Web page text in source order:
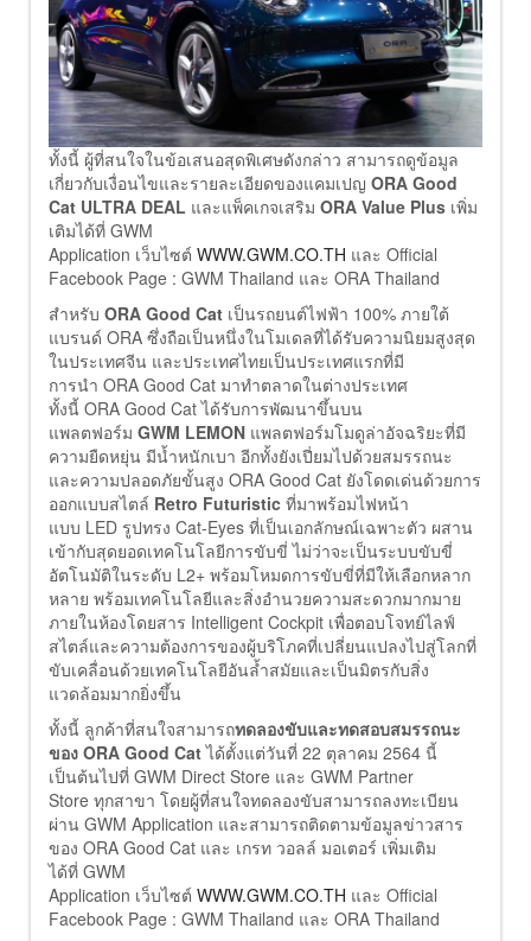
ทั้งนี้ ผู้ที่สนใจในข้อเสนอสุดพิเศษดังกล่าว สามารถดูข้อมูล
เกี่ยวกับเงื่อนไขและรายละเอียดของแคมเปญ ORA Good
Cat ULTRA DEAL และแพ็คเกจเสริม ORA Value Plus เพิ่ม
เติมได้ที่ GWM
Application เว็บไซต์ WWW.GWM.CO.TH และ Official
Facebook Page : GWM Thailand และ ORA Thailand
สำหรับ ORA Good Cat เป็นรถยนต์ไฟฟ้า 100% ภายใต้
แบรนด์ ORA ซึ่งถือเป็นหนึ่งในโมเดลที่ได้รับความนิยมสูงสุด
ในประเทศจีน และประเทศไทยเป็นประเทศแรกที่มี
การนำ ORA Good Cat มาทำตลาดในต่างประเทศ
ทั้งนี้ ORA Good Cat ได้รับการพัฒนาขึ้นบน
แพลตฟอร์ม GWM LEMON แพลตฟอร์มโมดูล่าอัจฉริยะที่มี
ความยืดหยุ่น มีน้ำหนักเบา อีกทั้งยังเปี่ยมไปด้วยสมรรถนะ
และความปลอดภัยขั้นสูง ORA Good Cat ยังโดดเด่นด้วยการ
ออกแบบสไตล์ Retro Futuristic ที่มาพร้อมไฟหน้า
แบบ LED รูปทรง Cat-Eyes ที่เป็นเอกลักษณ์เฉพาะตัว ผสาน
เข้ากับสุดยอดเทคโนโลยีการขับขี่ ไม่ว่าจะเป็นระบบขับขี่
อัตโนมัติในระดับ L2+ พร้อมโหมดการขับขี่ที่มีให้เลือกหลาก
หลาย พร้อมเทคโนโลยีและสิ่งอำนวยความสะดวกมากมาย
ภายในห้องโดยสาร Intelligent Cockpit เพื่อตอบโจทย์ไลฟ์
สไตล์และความต้องการของผู้บริโภคที่เปลี่ยนแปลงไปสู่โลกที่
ขับเคลื่อนด้วยเทคโนโลยีอันล้ำสมัยและเป็นมิตรกับสิ่ง
แวดล้อมมากยิ่งขึ้น
ทั้งนี้ ลูกค้าที่สนใจสามารถทดลองขับและทดสอบสมรรถนะ
ของ ORA Good Catได้ตั้งแต่วันที่ 22 ตุลาคม 2564 นี้
เป็นต้นไปที่ GWM Direct Store และ GWM Partner
Store ทุกสาขา โดยผู้ที่สนใจทดลองขับสามารถลงทะเบียน
ผ่าน GWM Application และสามารถติดตามข้อมูลข่าวสาร
ของ ORA Good Cat และ เกรท วอลล์ มอเตอร์ เพิ่มเติม
ได้ที่ GWM
Application เว็บไซต์ WWW.GWM.CO.TH และ Official
Facebook Page : GWM Thailand และ ORA Thailand